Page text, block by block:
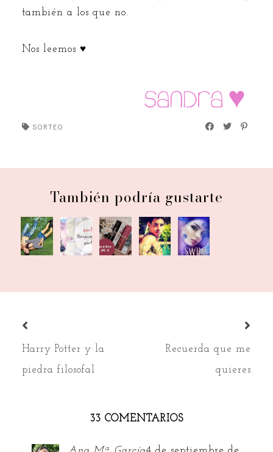
también a los que no.
Nos leemos ♥
SORTEO
También podría gustarte
Book
Blitz |
Resultado
sorteo
¡Sorteo!
Book
Blitz |
Book
Blitz |
Harry Potter y la
piedra filosofal
Recuerda que me
quieres
33 COMENTARIOS